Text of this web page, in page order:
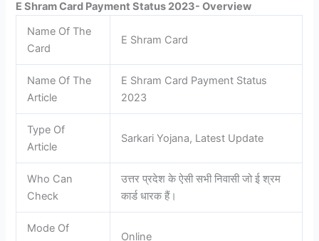
E Shram Card Payment Status 2023- Overview
Name Of The
Card
E Shram Card
Name Of The
Article
E Shram Card Payment Status
2023
Type Of
Article
Sarkari Yojana, Latest Update
Who Can
Check
उत्तर प्रदेश के ऐसी सभी निवासी जो ई श्रम
कार्ड धारक हैं।
Mode Of
Online